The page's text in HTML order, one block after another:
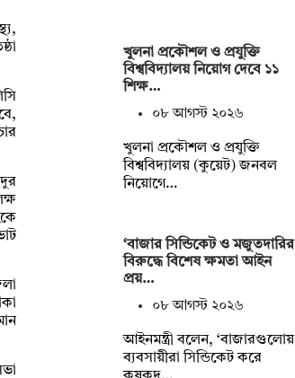
খুলনা প্রকৌশল ও প্রযুক্তি
বিশ্ববিদ্যালয় নিয়োগ দেবে ১১
শিক্ষ…
০৮ আগস্ট ২০২৬
খুলনা প্রকৌশল ও প্রযুক্তি
বিশ্ববিদ্যালয় (কুয়েট) জনবল
নিয়োগে…
‘বাজার সিন্ডিকেট ও মজুতদারির
বিরুদ্ধে বিশেষ ক্ষমতা আইন
প্রয়…
০৮ আগস্ট ২০২৬
আইনমন্ত্রী বলেন, ‘বাজারগুলোয়
ব্যবসায়ীরা সিন্ডিকেট করে